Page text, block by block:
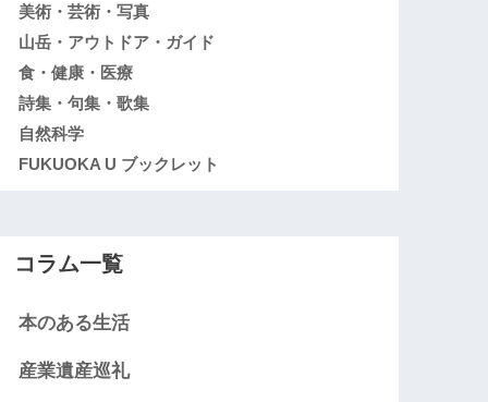
美術・芸術・写真
山岳・アウトドア・ガイド
食・健康・医療
詩集・句集・歌集
自然科学
FUKUOKA U ブックレット
コラム一覧
本のある生活
産業遺産巡礼